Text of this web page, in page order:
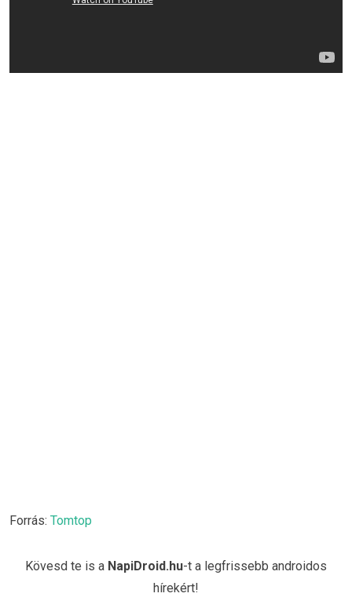
Forrás: Tomtop
Kövesd te is a NapiDroid.hu-t a legfrissebb androidos
hírekért!